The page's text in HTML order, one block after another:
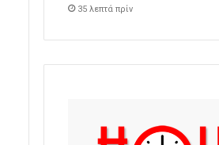
35 λεπτά πρίν